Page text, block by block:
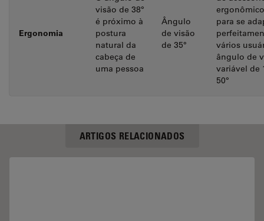
Ergonomia
visão de 38°
é próximo à
postura
natural da
cabeça de
uma pessoa
Ângulo
de visão
de 35°
para se
vários
ângulo de
variável de
50°
ARTIGOS RELACIONADOS